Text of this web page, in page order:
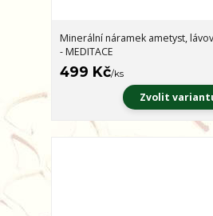
Minerální náramek ametyst,
- MEDITACE
499 Kč/ks
Zvolit